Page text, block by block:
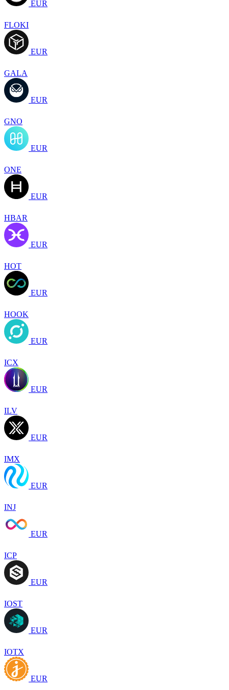
EUR
FLOKI
EUR
GALA
EUR
GNO
EUR
ONE
EUR
HBAR
EUR
HOT
EUR
HOOK
EUR
ICX
EUR
ILV
EUR
IMX
EUR
INJ
EUR
ICP
EUR
IOST
EUR
IOTX
EUR